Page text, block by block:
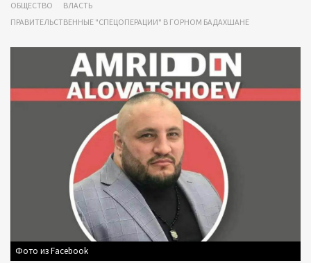
ОБЩЕСТВО
ВЛАСТЬ
ПРАВИТЕЛЬСТВЕННЫЕ "СПЕЦОПЕРАЦИИ" В ГОРНОМ БАДАХШАНЕ
Фото из Facebook